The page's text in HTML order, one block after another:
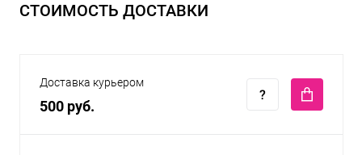
СТОИМОСТЬ ДОСТАВКИ
Доставка курьером
500 руб.